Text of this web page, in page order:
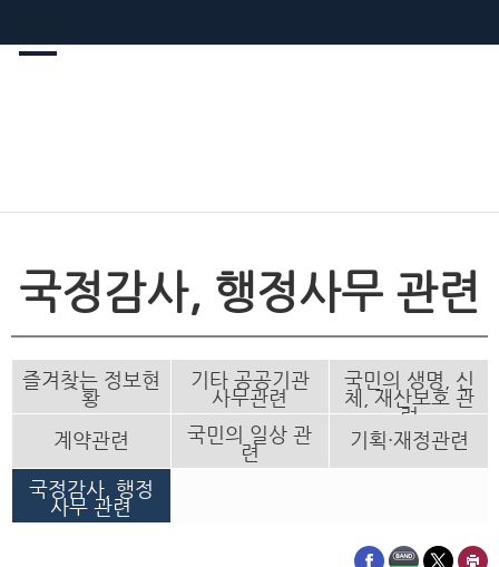
국정감사, 행정사무 관련
즐겨찾는 정보현
황
기타 공공기관
사무관련
국민의 생명, 신
체, 재산보호 관
련
계약관련
국민의 일상 관
련
기획·재정관련
국정감사, 행정
사무 관련